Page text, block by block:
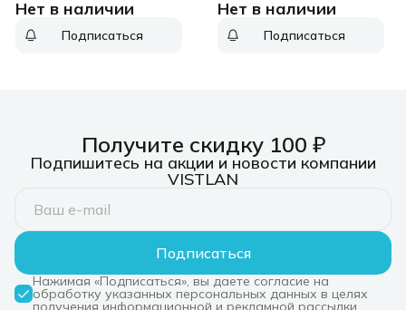
Нет в наличии
серебристый/красный
Подписаться
Нет в наличии
431 1л. черный
Подписаться
Получите скидку 100 ₽
Подпишитесь на акции и новости компании
VISTLAN
Подписаться
Нажимая «Подписаться», вы даете согласие на
обработку указанных персональных данных в целях
получения информационной и рекламной рассылки